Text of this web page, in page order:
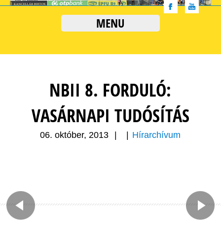
MENU
NBII 8. FORDULÓ:
VASÁRNAPI TUDÓSÍTÁS
06. október, 2013 Hírarchívum